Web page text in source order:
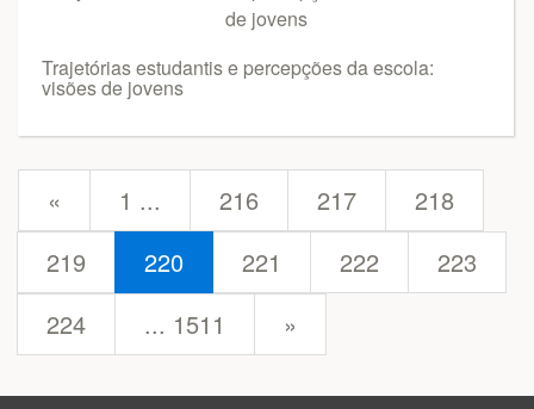
Trajetórias estudantis e percepções da escola:
visões de jovens
« 1 ... 216 217
218
219
220 221 222
223
224
... 1511 »